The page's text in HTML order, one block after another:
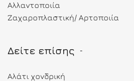
Αλλαντοποιία
Ζαχαροπλαστική/ Αρτοποιία
Δείτε επίσης
Αλάτι χονδρική